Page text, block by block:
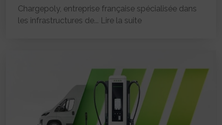
Chargepoly, entreprise française spécialisée dans
les infrastructures de... Lire la suite